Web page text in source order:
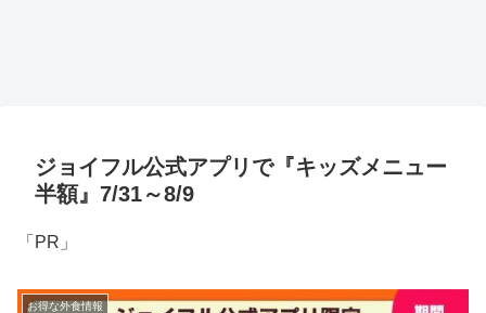
ジョイフル公式アプリで『キッズメニュー
半額』7/31～8/9
「PR」
お得な外食情報